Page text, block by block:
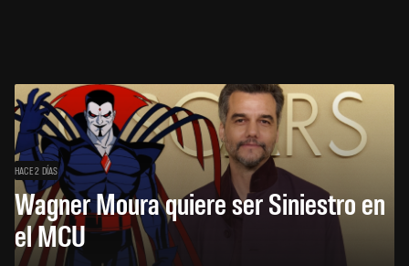
HACE 2 DÍAS
Wagner Moura quiere ser Siniestro en
el MCU